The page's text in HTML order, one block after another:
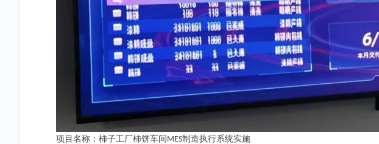
项目名称：柿子工厂柿饼车间 MES制造执行系统实施